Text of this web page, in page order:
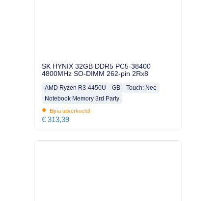
SK HYNIX 32GB DDR5 PC5-38400
4800MHz SO-DIMM 262-pin 2Rx8
AMD Ryzen R3-4450U GB
Touch: Nee
Notebook Memory 3rd Party
• Bijna uitverkocht!
€ 313,39